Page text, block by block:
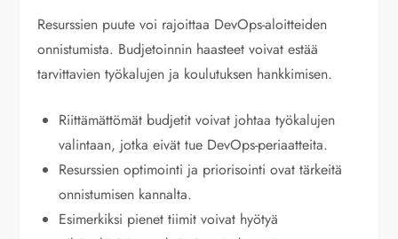
Resurssien puute voi rajoittaa DevOps-aloitteiden
onnistumista. Budjetoinnin haasteet voivat estää
tarvittavien työkalujen ja koulutuksen hankkimisen.
Riittämättömät budjetit voivat johtaa työkalujen
valintaan, jotka eivät tue DevOps-periaatteita.
Resurssien optimointi ja priorisointi ovat tärkeitä
onnistumisen kannalta.
Esimerkiksi pienet tiimit voivat hyötyä